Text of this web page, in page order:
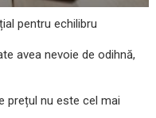
pentru echilibru
avea nevoie de odihnă,
prețul nu este cel mai